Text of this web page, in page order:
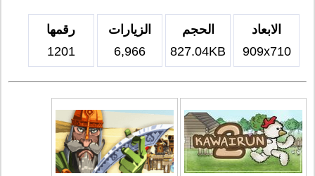
الابعاد
909x710
الحجم
827.04KB
الزيارات
6,966
رقمها
1201